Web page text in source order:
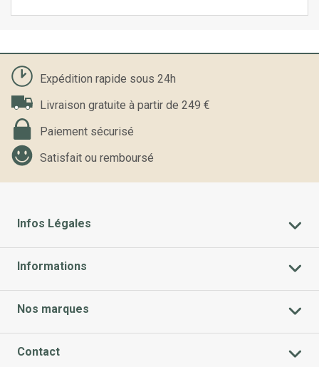
Expédition rapide sous 24h
Livraison gratuite à partir de 249 €
Paiement sécurisé
Satisfait ou remboursé
Infos Légales
Informations
Nos marques
Contact